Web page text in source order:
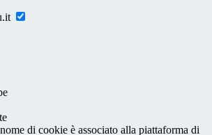
di cookie è associato alla piattaforma di